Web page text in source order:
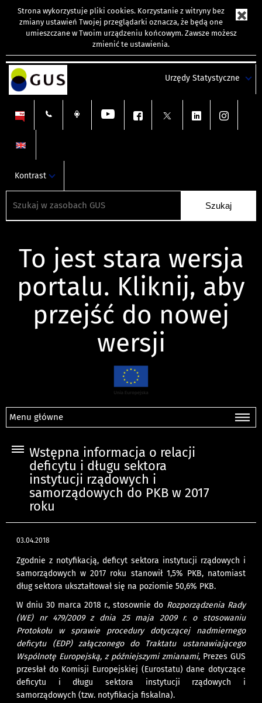
Strona wykorzystuje pliki cookies. Korzystanie z witryny bez
zmiany ustawień Twojej przeglądarki oznacza, że będą one
umieszczane w Twoim urządzeniu końcowym. Zawsze możesz
zmienić te ustawienia.
Urzędy Statystyczne
Kontrast
To jest stara wersja
portalu. Kliknij, aby
przejść do nowej
wersji
Menu główne
Wstępna informacja o relacji
deficytu i długu sektora
instytucji rządowych i
samorządowych do PKB w 2017
roku
03.04.2018
Zgodnie z notyfikacją, deficyt sektora instytucji rządowych i
samorządowych w 2017 roku stanowił 1,5% PKB, natomiast
dług sektora ukształtował się na poziomie 50,6% PKB.
W dniu 30 marca 2018 r., stosownie do Rozporządzenia Rady
(WE) nr 479/2009 z dnia 25 maja 2009 r. o stosowaniu
Protokołu w sprawie procedury dotyczącej nadmiernego
deficytu (EDP) załączonego do Traktatu ustanawiającego
Wspólnotę Europejską, z późniejszymi zmianami, Prezes GUS
przesłał do Komisji Europejskiej (Eurostatu) dane dotyczące
deficytu i długu sektora instytucji rządowych i
samorządowych (tzw. notyfikacja fiskalna).